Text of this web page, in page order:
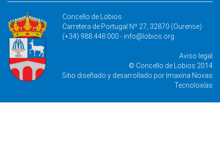
Concello de Lobios
Carretera de Portugal Nº 27, 32870 (Ourense)
(+34) 988 448 000 - info@lobios.org
Aviso legal
© Concello de Lobios 2014
Sitio diseñado y desarrollado por Imaxina Novas
Tecnoloxías